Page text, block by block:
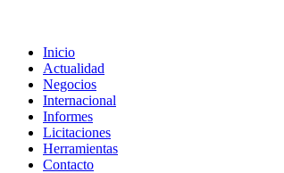
Inicio
Actualidad
Negocios
Internacional
Informes
Licitaciones
Herramientas
Contacto